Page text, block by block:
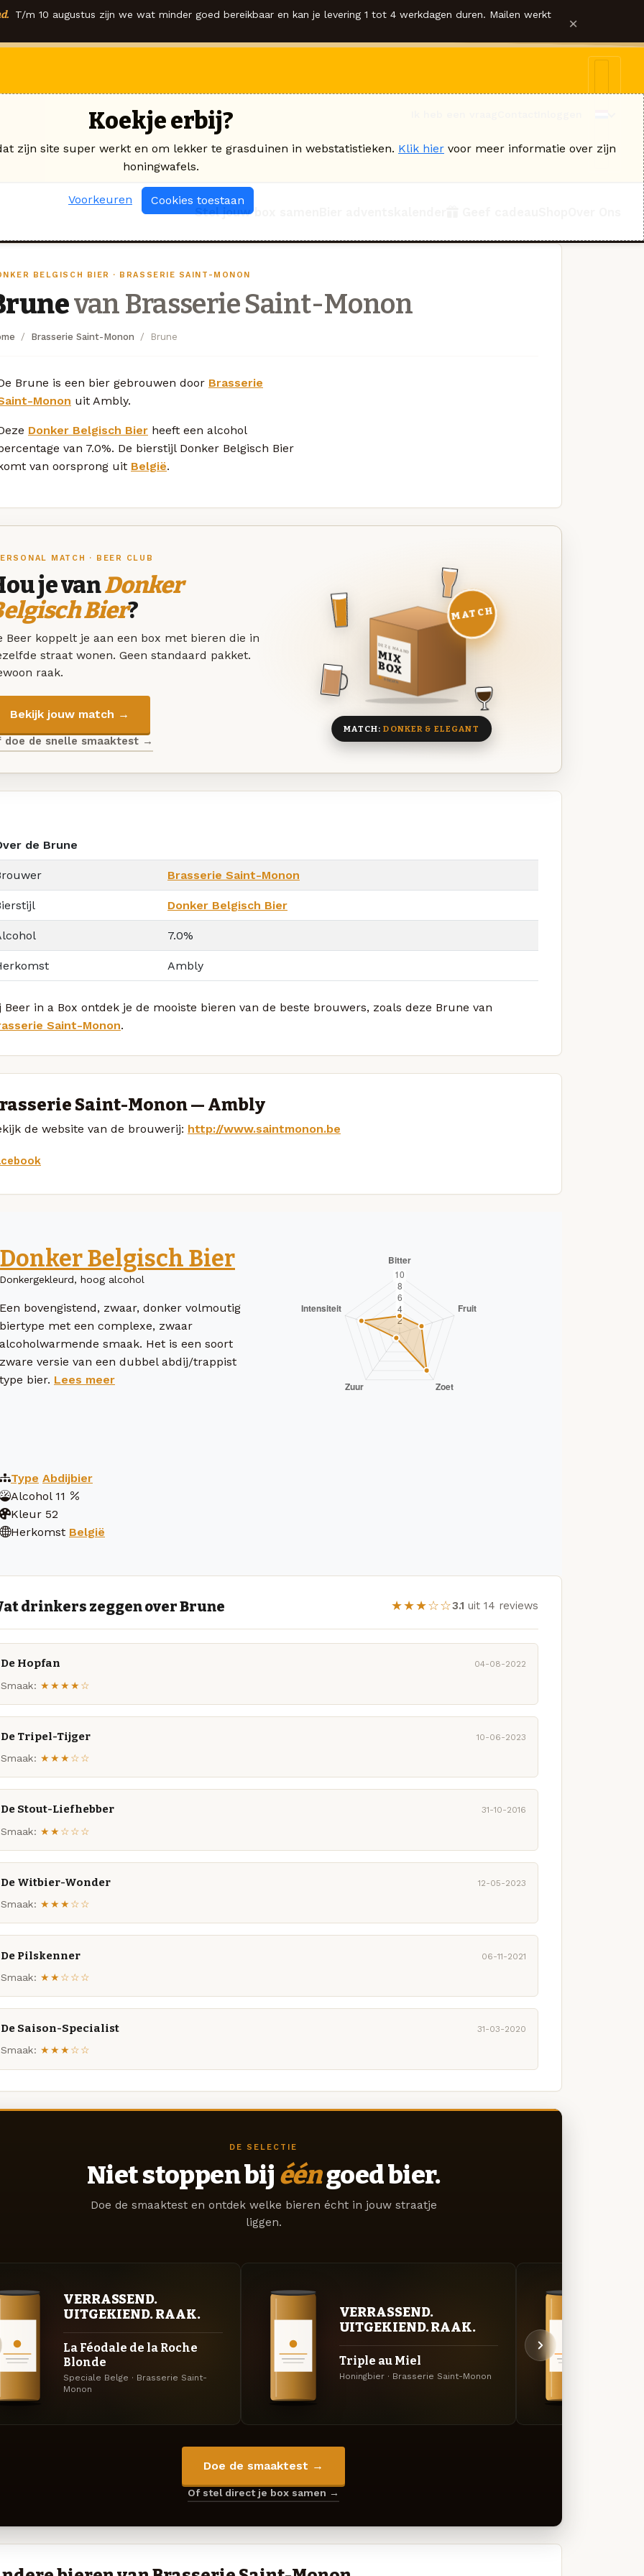
T/m 10 augustus zijn we wat minder goed bereikbaar en kan je levering 1 tot 4 werkdagen duren. Mailen werkt ×
Stel jouw box samen
BELGISCH BIER · BRASSERIE SAINT-MONON
van Brasserie Saint-Monon
Brasserie Saint-Monon Brune
Brune is een bier gebrouwen door Brasserie
Monon uit Ambly.
Donker Belgisch Bier heeft een alcohol
van 7.0%. De bierstijl Donker Belgisch Bier
van oorsprong uit België.
MATCH · BEER CLUB
je vanDonker
Bier?
Beer koppelt je aan een box met bieren die in
straat wonen. Geen standaard pakket.
raak.
Bekijk jouw match →
doe de snelle smaaktest →
DEZE MAAND
MIX
BOX
8 BIEREN
MATCH
MATCH:DONKER & ELEGANT
de Brune
Brasserie Saint-Monon
Donker Belgisch Bier
7.0%
Ambly
Beer in a Box ontdek je de mooiste bieren van de beste brouwers, zoals deze Brune van
Saint-Monon.
Saint-Monon — Ambly
de website van de brouwerij: http://www.saintmonon.be
Donker Belgisch Bier
Donkergekleurd, hoog alcohol
Een bovengistend, zwaar, donker volmoutig
biertype met een complexe, zwaar
alcoholwarmende smaak. Het is een soort
zware versie van een dubbel abdij/trappist
type bier. Lees meer
Type Abdijbier
Alcohol 11
Kleur 52
Herkomst België
drinkers zeggen over Brune ★★★☆☆3.1 uit 14 reviews
De Hopfan 04-08-2022
Smaak: ★★★★☆
De Tripel-Tijger 10-06-2023
Smaak: ★★★☆☆
De Stout-Liefhebber 31-10-2016
Smaak: ★★☆☆☆
De Witbier-Wonder 12-05-2023
Smaak: ★★★☆☆
De Pilskenner 06-11-2021
Smaak: ★★☆☆☆
De Saison-Specialist 31-03-2020
Smaak: ★★★☆☆
DE SELECTIE
Niet stoppen bij ééngoed bier.
Doe de smaaktest en ontdek welke bieren écht in jouw straatje
liggen.
VERRASSEND.
UITGEKIEND. RAAK.
La Féodale de la Roche
Blonde
Speciale Belge · Brasserie Saint-
Monon
VERRASSEND.
UITGEKIEND. RAAK.
Triple au Miel
Honingbier · Brasserie Saint-Monon
Doe de smaaktest →
Of stel direct je box samen →
Koekje erbij?
zijn site super werkt en om lekker te grasduinen in webstatistieken. Klik hier voor meer informatie over zijn
honingwafels.
Voorkeuren Cookies toestaan